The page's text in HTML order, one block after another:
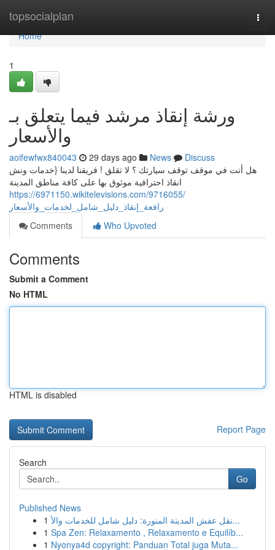
topsocialplan
Home
Home
1
ورشة إنقاذ مرشد فيما يتعلق بـ
والأسعار
aoifewfwx840043 29 days ago News
Discuss
هل أنت في موقف توقف سيارتك ؟ لا تقلق ! فريقنا لدينا {خدمات ونش
انقاذ احترافية موثوق بها على كافة مناطق المدينة
https://6971150.wikitelevisions.com/9716055/
رافعة_إنقاذ_دليل_شامل_لخدمات_والأسعار
Comments
Who Upvoted
Comments
Submit a Comment
No HTML
HTML is disabled
Report Page
Search
Go
Published News
1
نقل عفش المدينة المنورة: دليل شامل للخدمات والأ...
1 Spa Zen: Relaxamento , Relaxamento e Equilíb...
1 Nyonya4d copyright: Panduan Total juga Muta...